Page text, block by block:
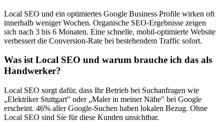
Local SEO und ein optimiertes Google Business Profile wirken oft
innerhalb weniger Wochen. Organische SEO-Ergebnisse zeigen
sich nach 3 bis 6 Monaten. Eine schnelle, mobil-optimierte Website
verbessert die Conversion-Rate bei bestehendem Traffic sofort.
Was ist Local SEO und warum brauche ich das als
Handwerker?
Local SEO sorgt dafür, dass Ihr Betrieb bei Suchanfragen wie
„Elektriker Stuttgart" oder „Maler in meiner Nähe" bei Google
erscheint. 46% aller Google-Suchen haben lokalen Bezug. Ohne
Local SEO sind Sie für diese Kunden unsichtbar.